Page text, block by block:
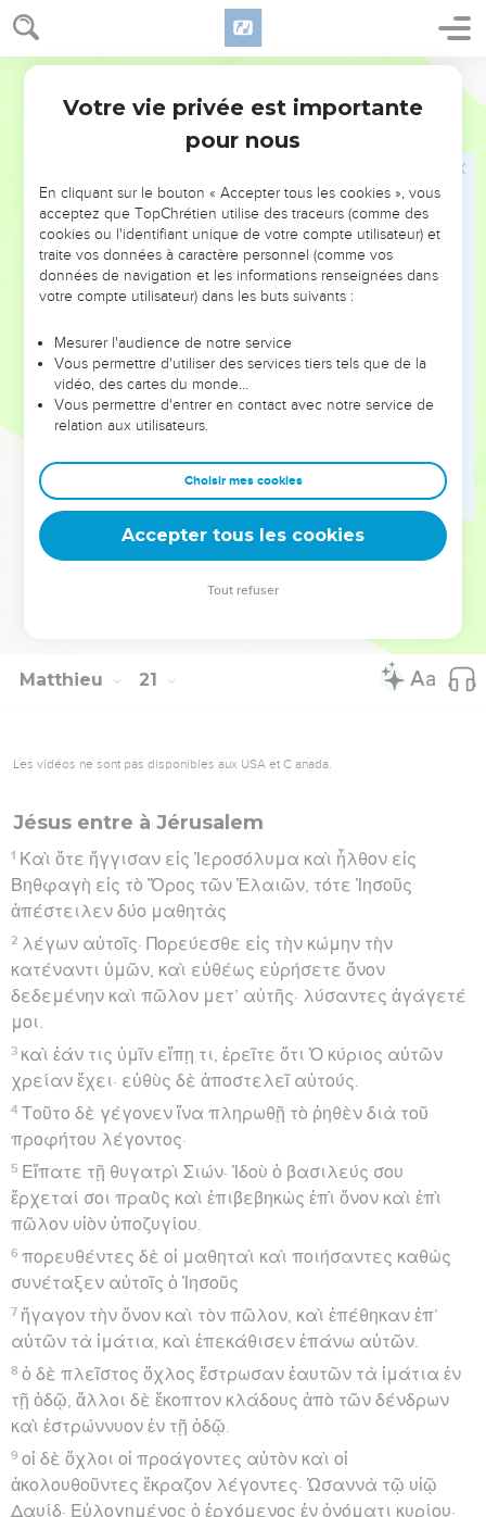
Matthieu 20
ἀλλὰ διακονῆσαι καὶ δοῦναι τὴν ψυχὴν αὐτοῦ λύτρον
Jésus guérit deux aveugles
Καὶ ἐκπορευομένων αὐτῶν ἀπὸ Ἰεριχὼ
καὶ ἰδοὺ δύο τυφλοὶ καθήμενοι παρὰ τὴν ὁδόν,
ἀκούσαντες ὅτι Ἰησοῦς παράγει, ἔκραξαν λέγοντες·
Κύριε, ἐλέησον ἡμᾶς, υἱὸς Δαυίδ.
ὁ δὲ ὄχλος ἐπετίμησεν αὐτοῖς ἵνα σιωπήσωσιν· οἱ δὲ
μεῖζον ἔκραξαν λέγοντες· Κύριε, ἐλέησον ἡμᾶς, υἱὸς
Δαυίδ.
καὶ στὰς ὁ Ἰησοῦς ἐφώνησεν αὐτοὺς καὶ εἶπεν· Τί
θέλετε ποιήσω ὑμῖν;
λέγουσιν αὐτῷ· Κύριε, ἵνα ἀνοιγῶσιν οἱ ὀφθαλμοὶ
σπλαγχνισθεὶς δὲ ὁ Ἰησοῦς ἥψατο τῶν ὀμμάτων
αὐτῶν, καὶ εὐθέως ἀνέβλεψαν καὶ ἠκολούθησαν
αὐτῷ.
Hébreu : © Westminster Leningrad Codex - tanach.us --- Grec : © 2010 by the
Matthieu 21
Les vidéos ne sont pas disponibles aux USA et C anada.
Jésus entre à Jérusalem
1 Καὶ ὅτε ἤγγισαν εἰς Ἱεροσόλυμα καὶ ἦλθον εἰς
Βηθφαγὴ εἰς τὸ Ὄρος τῶν Ἐλαιῶν, τότε Ἰησοῦς
ἀπέστειλεν δύο μαθητὰς
2 λέγων αὐτοῖς· Πορεύεσθε εἰς τὴν κώμην τὴν
κατέναντι ὑμῶν, καὶ εὐθέως εὑρήσετε ὄνον
δεδεμένην καὶ πῶλον μετ’ αὐτῆς· λύσαντες ἀγάγετέ
μοι.
3 καὶ ἐάν τις ὑμῖν εἴπῃ τι, ἐρεῖτε ὅτι Ὁ κύριος αὐτῶν
χρείαν ἔχει· εὐθὺς δὲ ἀποστελεῖ αὐτούς.
4 Τοῦτο δὲ γέγονεν ἵνα πληρωθῇ τὸ ῥηθὲν διὰ τοῦ
προφήτου λέγοντος·
5 Εἴπατε τῇ θυγατρὶ Σιών· Ἰδοὺ ὁ βασιλεύς σου
ἔρχεταί σοι πραῢς καὶ ἐπιβεβηκὼς ἐπὶ ὄνον καὶ ἐπὶ
πῶλον υἱὸν ὑποζυγίου.
6 πορευθέντες δὲ οἱ μαθηταὶ καὶ ποιήσαντες καθὼς
συνέταξεν αὐτοῖς ὁ Ἰησοῦς
7 ἤγαγον τὴν ὄνον καὶ τὸν πῶλον, καὶ ἐπέθηκαν ἐπ’
αὐτῶν τὰ ἱμάτια, καὶ ἐπεκάθισεν ἐπάνω αὐτῶν.
8 ὁ δὲ πλεῖστος ὄχλος ἔστρωσαν ἑαυτῶν τὰ ἱμάτια ἐν
τῇ ὁδῷ, ἄλλοι δὲ ἔκοπτον κλάδους ἀπὸ τῶν δένδρων
καὶ ἐστρώννυον ἐν τῇ ὁδῷ.
9 οἱ δὲ ὄχλοι οἱ προάγοντες αὐτὸν καὶ οἱ
ἀκολουθοῦντες ἔκραζον λέγοντες· Ὡσαννὰ τῷ υἱῷ
Δαυίδ· Εὐλογημένος ὁ ἐρχόμενος ἐν ὀνόματι κυρίου·
Votre vie privée est importante
pour nous
En cliquant sur le bouton « Accepter tous les cookies », vous
acceptez que TopChrétien utilise des traceurs (comme des
cookies ou l'identifiant unique de votre compte utilisateur) et
traite vos données à caractère personnel (comme vos
données de navigation et les informations renseignées dans
votre compte utilisateur) dans les buts suivants :
Mesurer l'audience de notre service
Vous permettre d'utiliser des services tiers tels que de la
vidéo, des cartes du monde…
Vous permettre d'entrer en contact avec notre service de
relation aux utilisateurs.
Choisir mes cookies
Accepter tous les cookies
Tout refuser